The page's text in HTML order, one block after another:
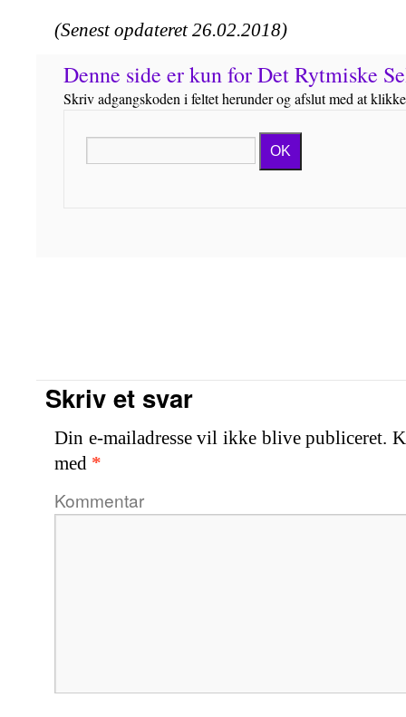
(Senest opdateret 26.02.2018)
Denne side er kun for Det Rytmiske
Skriv adgangskoden i feltet herunder og afslut med at
OK
Skriv et svar
Din e-mailadresse vil ikke blive publiceret.
med *